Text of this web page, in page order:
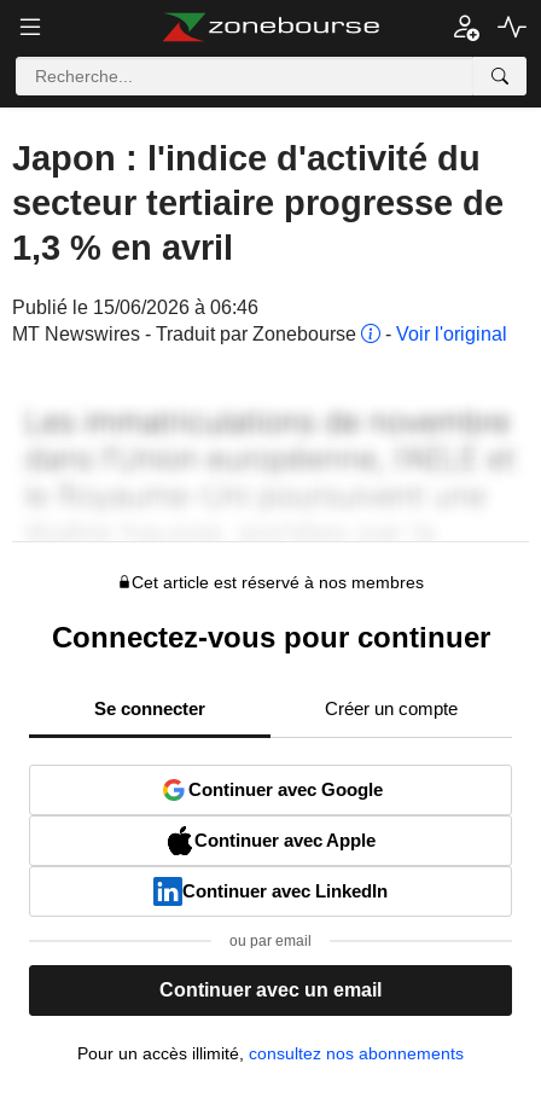
Japon : l'indice d'activité du
secteur tertiaire progresse de
1,3 % en avril
Publié le 15/06/2026 à 06:46
MT Newswires - Traduit par Zonebourse
- Voir l'original
Cet article est réservé à nos membres
Connectez-vous pour continuer
Se connecter Créer un compte
Continuer avec Google
Continuer avec Apple
Continuer avec LinkedIn
ou par email
Continuer avec un email
Pour un accès illimité, consultez nos abonnements